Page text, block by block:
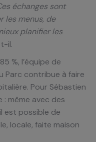
échanges sont
les menus, de
planifier les
il.
%, l’équipe de
Parc contribue à faire
Pour Sébastien
même avec des
est possible de
locale, faite maison